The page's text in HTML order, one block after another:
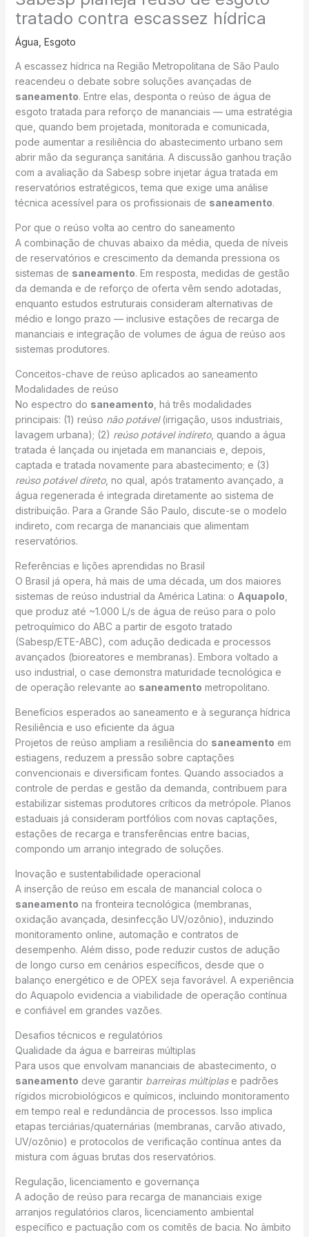
tratado contra escassez hídrica
Água Esgoto
A escassez hídrica na Região Metropolitana de São Paulo
reacendeu o debate sobre soluções avançadas de
saneamento. Entre elas, desponta o reúso de água de
esgoto tratada para reforço de mananciais — uma estratégia
que, quando bem projetada, monitorada e comunicada,
pode aumentar a resiliência do abastecimento urbano sem
abrir mão da segurança sanitária. A discussão ganhou tração
com a avaliação da Sabesp sobre injetar água tratada em
reservatórios estratégicos, tema que exige uma análise
técnica acessível para os profissionais de saneamento.
Por que o reúso volta ao centro do saneamento
A combinação de chuvas abaixo da média, queda de níveis
de reservatórios e crescimento da demanda pressiona os
sistemas de saneamento. Em resposta, medidas de gestão
da demanda e de reforço de oferta vêm sendo adotadas,
enquanto estudos estruturais consideram alternativas de
médio e longo prazo — inclusive estações de recarga de
mananciais e integração de volumes de água de reúso aos
sistemas produtores.
Conceitos-chave de reúso aplicados ao saneamento
Modalidades de reúso
No espectro do saneamento , há três modalidades
principais: (1) reúso não potável(irrigação, usos industriais,
lavagem urbana); (2) reúso potável indireto, quando a água
tratada é lançada ou injetada em mananciais e, depois,
captada e tratada novamente para abastecimento; e (3)
reúso potável direto, no qual, após tratamento avançado, a
água regenerada é integrada diretamente ao sistema de
distribuição. Para a Grande São Paulo, discute-se o modelo
indireto, com recarga de mananciais que alimentam
reservatórios.
Referências e lições aprendidas no Brasil
O Brasil já opera, há mais de uma década, um dos maiores
sistemas de reúso industrial da América Latina: o Aquapolo
que produz até ~1.000 L/s de água de reúso para o polo
petroquímico do ABC a partir de esgoto tratado
(Sabesp/ETE-ABC), com adução dedicada e processos
avançados (bioreatores e membranas). Embora voltado a
uso industrial, o case demonstra maturidade tecnológica e
de operação relevante ao saneamento metropolitano.
Benefícios esperados ao saneamento e à segurança hídrica
Resiliência e uso eficiente da água
Projetos de reúso ampliam a resiliência do saneamento em
estiagens, reduzem a pressão sobre captações
convencionais e diversificam fontes. Quando associados a
controle de perdas e gestão da demanda, contribuem para
estabilizar sistemas produtores críticos da metrópole. Planos
estaduais já consideram portfólios com novas captações,
estações de recarga e transferências entre bacias,
compondo um arranjo integrado de soluções.
Inovação e sustentabilidade operacional
A inserção de reúso em escala de manancial coloca o
saneamento na fronteira tecnológica (membranas,
oxidação avançada, desinfecção UV/ozônio), induzindo
monitoramento online, automação e contratos de
desempenho. Além disso, pode reduzir custos de adução
de longo curso em cenários específicos, desde que o
balanço energético e de OPEX seja favorável. A experiência
do Aquapolo evidencia a viabilidade de operação contínua
e confiável em grandes vazões.
Desafios técnicos e regulatórios
Qualidade da água e barreiras múltiplas
Para usos que envolvam mananciais de abastecimento, o
saneamento deve garantir barreiras múltiplase padrões
rígidos microbiológicos e químicos, incluindo monitoramento
em tempo real e redundância de processos. Isso implica
etapas terciárias/quaternárias (membranas, carvão ativado,
UV/ozônio) e protocolos de verificação contínua antes da
mistura com águas brutas dos reservatórios.
Regulação, licenciamento e governança
A adoção de reúso para recarga de mananciais exige
arranjos regulatórios claros, licenciamento ambiental
específico e pactuação com os comitês de bacia. No âmbito